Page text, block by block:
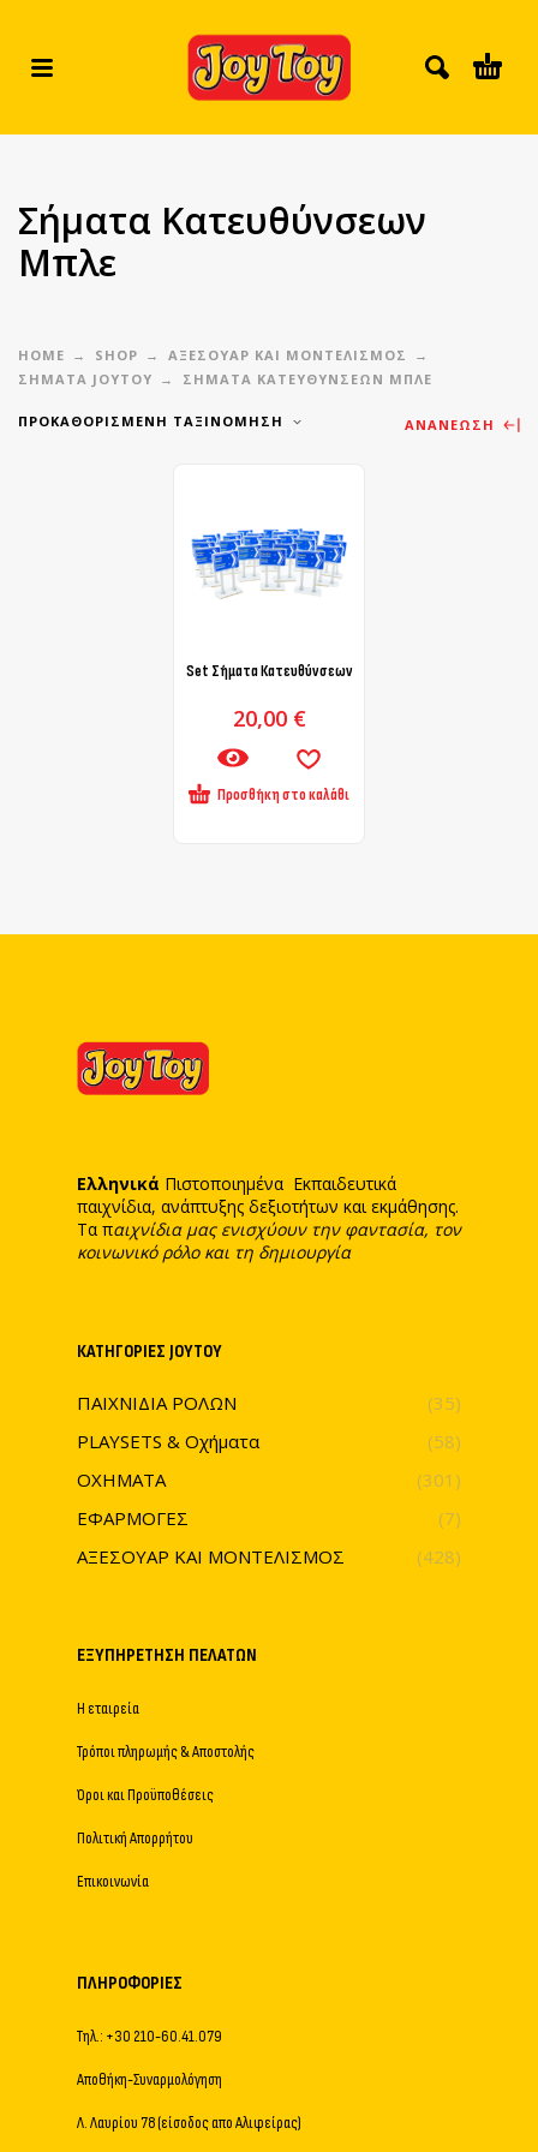
Σήματα Κατευθύνσεων
Μπλε
HOME SHOP
ΑΞΕΣΟΥΑΡ ΚΑΙ ΜΟΝΤΕΛΙΣΜΟΣ
ΣΉΜΑΤΑ JOYTOY
ΣΉΜΑΤΑ ΚΑΤΕΥΘΎΝΣΕΩΝ ΜΠΛΕ
ΠΡΟΚΑΘΟΡΙΣΜΈΝΗ ΤΑΞΙΝΌΜΗΣΗ ΑΝΑΝΈΩΣΗ
Set Σήματα Κατευθύνσεων
20,00 €
Προσθήκη στο καλάθι
Ελληνικά Πιστοποιημένα Εκπαιδευτικά
παιχνίδια, ανάπτυξης δεξιοτήτων και εκμάθησης.
Τα παιχνίδια μας ενισχύουν την φαντασία, τον
κοινωνικό ρόλο και τη δημιουργία
ΚΑΤΗΓΟΡΊΕΣ JOYTOY
ΠΑΙΧΝΙΔΙΑ ΡΟΛΩΝ
(35)
PLAYSETS & Οχήματα
(58)
ΟΧΗΜΑΤΑ
(301)
ΕΦΑΡΜΟΓΕΣ
(7)
ΑΞΕΣΟΥΑΡ ΚΑΙ ΜΟΝΤΕΛΙΣΜΟΣ
(428)
ΕΞΥΠΗΡΈΤΗΣΗ ΠΕΛΑΤΏΝ
Η εταιρεία
Τρόποι πληρωμής & Αποστολής
Όροι και Προϋποθέσεις
Πολιτική Απορρήτου
Επικοινωνία
ΠΛΗΡΟΦΟΡΊΕΣ
Τηλ.: +30 210-60.41.079
Αποθήκη-Συναρμολόγηση
Λ. Λαυρίου 78 (είσοδος απο Αλιφείρας)